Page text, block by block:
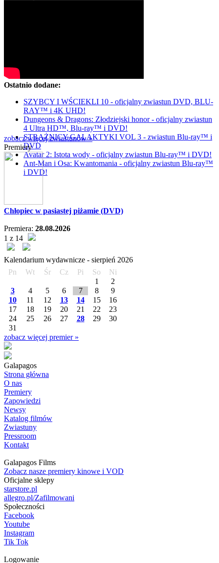
Ostatnio dodane:
SZYBCY I WŚCIEKLI 10 - oficjalny zwiastun DVD, BLU-
RAY™ i 4K UHD!
Dungeons & Dragons: Złodziejski honor - oficjalny zwiastun
4 Ultra HD™, Blu-ray™ i DVD!
STRAŻNICY GALAKTYKI VOL 3 - zwiastun Blu-ray™ i
DVD
Avatar 2: Istota wody - oficjalny zwiastun Blu-ray™ i DVD!
Ant-Man i Osa: Kwantomania - oficjalny zwiastun Blu-ray™
i DVD!
zobacz więcej zwiastunów »
Premiery
Chłopiec w pasiastej piżamie (DVD)
Premiera: 28.08.2026
1 z 14
Kalendarium wydawnicze - sierpień 2026
Pn
Wt Śr Cz Pi So
Ni
1
2
3
4 5 6 7 8
9
10
11 12 13 14 15
16
17
18 19 20 21 22
23
24
25 26 27 28 29
30
31
zobacz więcej premier »
Galapagos
Strona główna
O nas
Premiery
Zapowiedzi
Newsy
Katalog filmów
Zwiastuny
Pressroom
Kontakt
Galapagos Films
Zobacz nasze premiery kinowe i VOD
Oficjalne sklepy
starstore.pl
allegro.pl/Zafilmowani
Społeczności
Facebook
Youtube
Instagram
Tik Tok
Logowanie